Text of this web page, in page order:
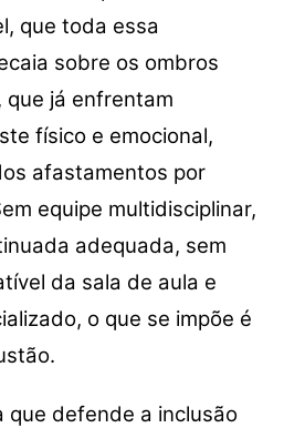
que toda essa
sobre os ombros
que já enfrentam
físico e emocional,
afastamentos por
equipe multidisciplinar,
adequada, sem
da sala de aula e
o que se impõe é
que defende a inclusão